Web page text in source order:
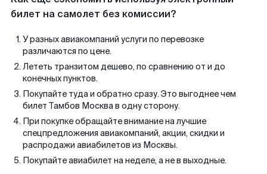
билет на самолет без комиссии?
У разных авиакомпаний услуги по перевозке
различаются по цене.
Лететь транзитом дешево, по сравнению от и до
конечных пунктов.
Покупайте туда и обратно сразу. Это выгоднее чем
билет Тамбов Москва в одну сторону.
При покупке обращайте внимание на лучшие
спецпредложения авиакомпаний, акции, скидки и
распродажи авиабилетов из Москвы.
Покупайте авиабилет на неделе, а не в выходные.